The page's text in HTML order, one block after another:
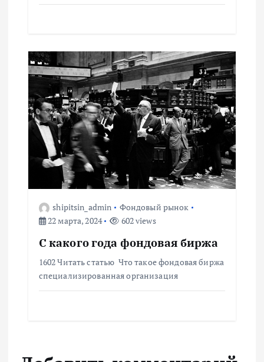
м
shipitsin_admin
Фондовый рынок
22 марта, 2024
602 views
С какого года фондовая биржа
1602 Читать статью Что такое фондовая биржа
специализированная организация